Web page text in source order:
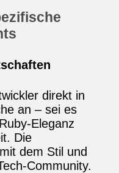
direkt in
an – sei es
Die
dem Stil und